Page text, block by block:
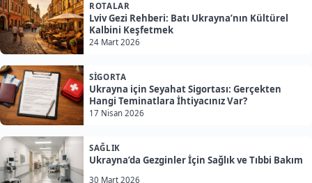
ROTALAR
Lviv Gezi Rehberi: Batı Ukrayna’nın Kültürel
Kalbini Keşfetmek
24 Mart 2026
SIGORTA
Ukrayna için Seyahat Sigortası: Gerçekten
Hangi Teminatlara İhtiyacınız Var?
17 Nisan 2026
SAĞLIK
Ukrayna’da Gezginler İçin Sağlık ve Tıbbi Bakım
30 Mart 2026